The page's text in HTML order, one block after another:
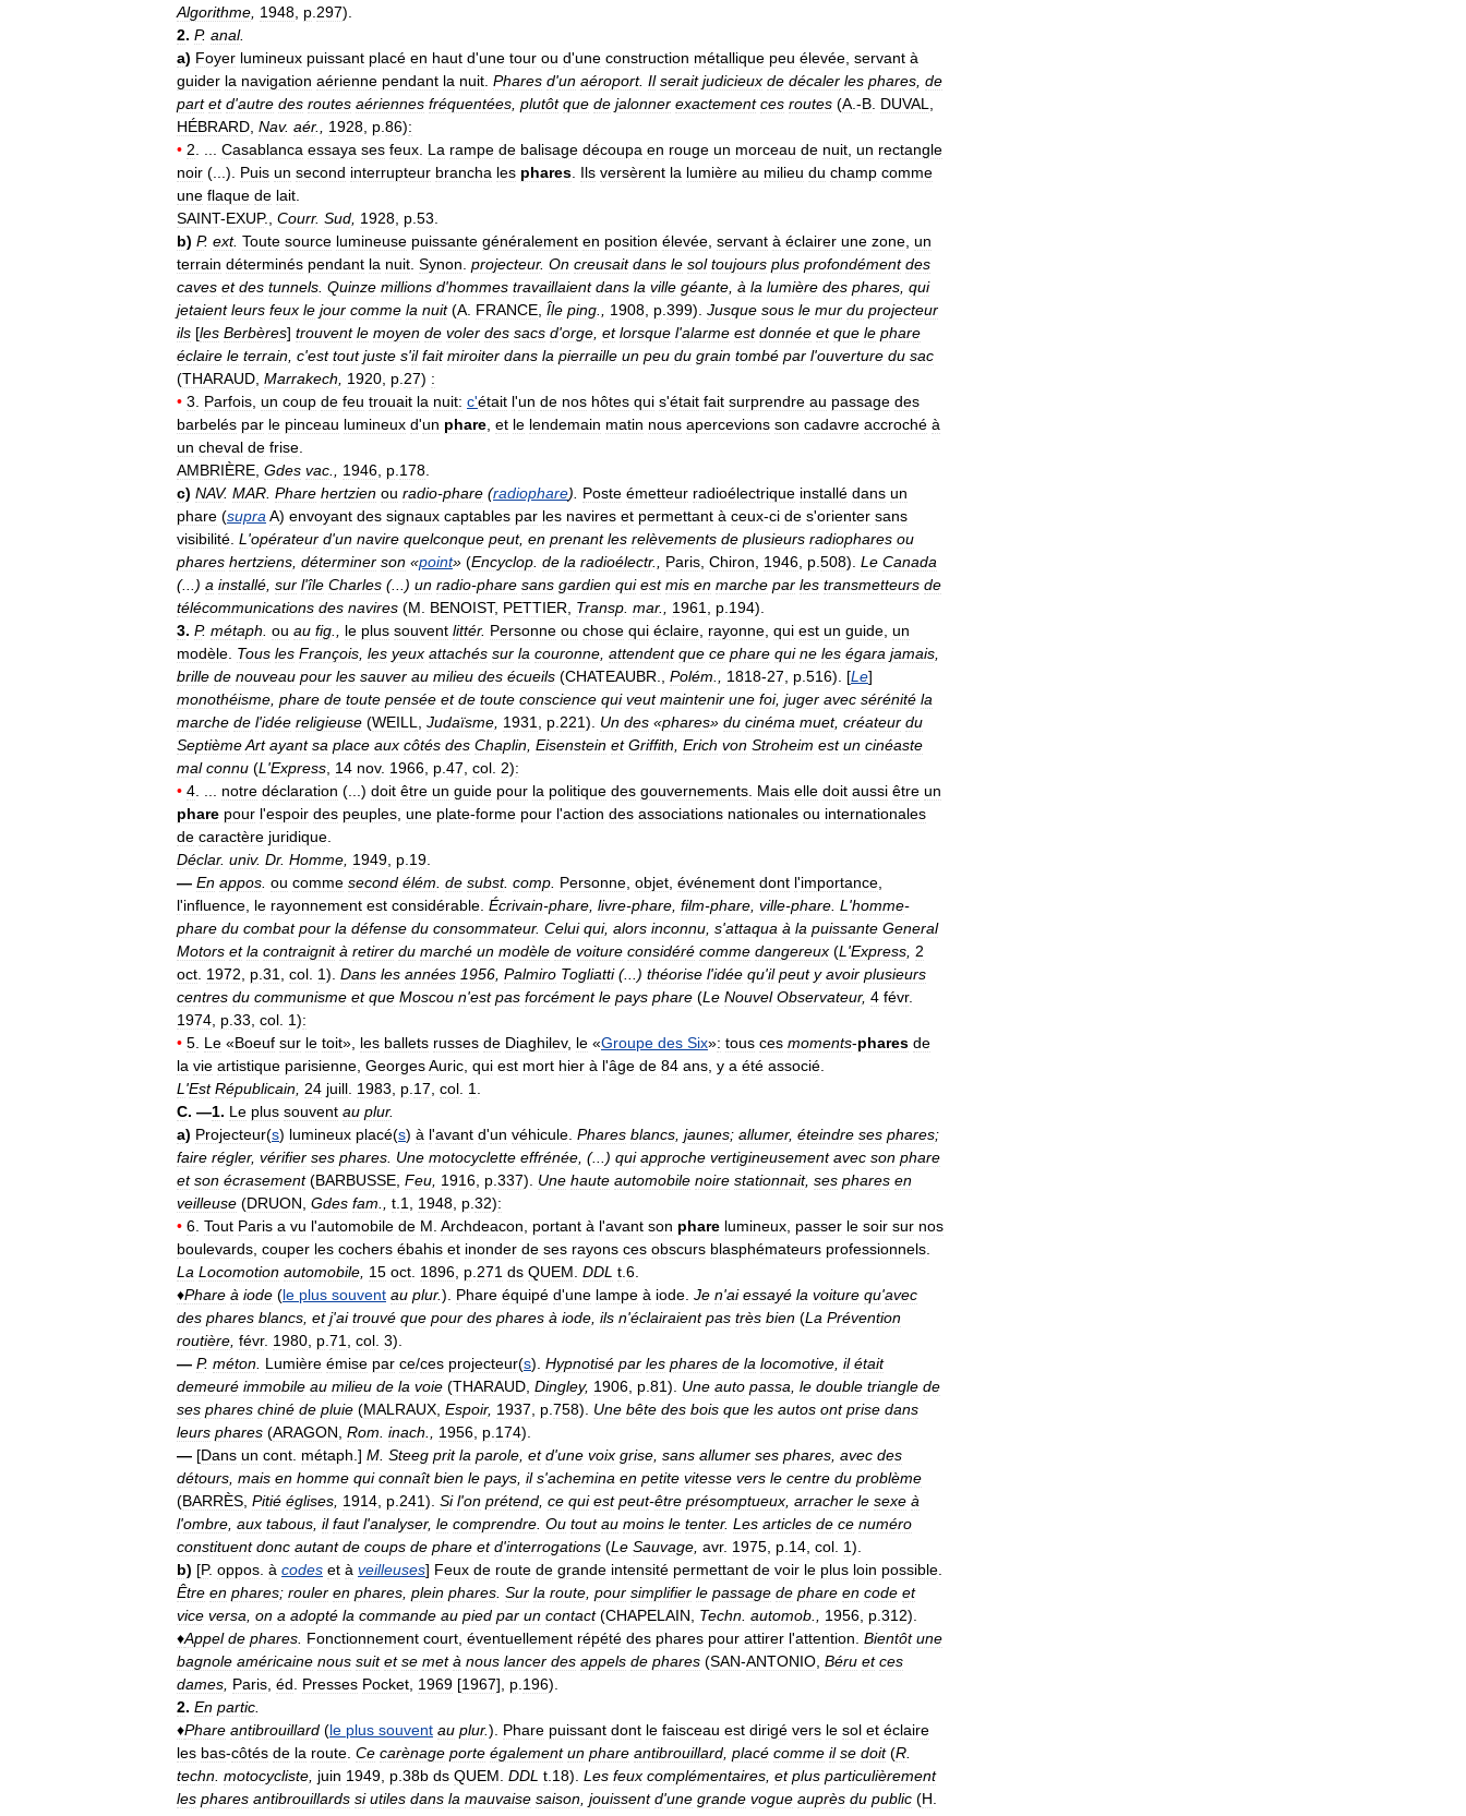
Algorithme, 1948, p.297).
2. P. anal.
a) Foyer lumineux puissant placé en haut d'une tour ou d'une construction métallique peu élevée, servant à
guider la navigation aérienne pendant la nuit. Phares d'un aéroport. Il serait judicieux de décaler les phares, de
part et d'autre des routes aériennes fréquentées, plutôt que de jalonner exactement ces routes (A.-B. DUVAL,
HÉBRARD, Nav. aér., 1928, p.86):
• 2. ... Casablanca essaya ses feux. La rampe de balisage découpa en rouge un morceau de nuit, un rectangle
noir (...). Puis un second interrupteur brancha les phares. Ils versèrent la lumière au milieu du champ comme
une flaque de lait.
SAINT-EXUP., Courr. Sud, 1928, p.53.
b) P. ext. Toute source lumineuse puissante généralement en position élevée, servant à éclairer une zone, un
terrain déterminés pendant la nuit. Synon. projecteur. On creusait dans le sol toujours plus profondément des
caves et des tunnels. Quinze millions d'hommes travaillaient dans la ville géante, à la lumière des phares, qui
jetaient leurs feux le jour comme la nuit(A. FRANCE, Île ping., 1908, p.399). Jusque sous le mur du projecteur
ils [les Berbères] trouvent le moyen de voler des sacs d'orge, et lorsque l'alarme est donnée et que le phare
éclaire le terrain, c'est tout juste s'il fait miroiter dans la pierraille un peu du grain tombé par l'ouverture du sac
(THARAUD, Marrakech, 1920, p.27) :
• 3. Parfois, un coup de feu trouait la nuit: c'était l'un de nos hôtes qui s'était fait surprendre au passage des
barbelés par le pinceau lumineux d'un phare, et le lendemain matin nous apercevions son cadavre accroché à
un cheval de frise.
AMBRIÈRE, Gdes vac., 1946, p.178.
c) NAV. MAR. Phare hertzien ou radio-phare (radiophare). Poste émetteur radioélectrique installé dans un
phare (supraA) envoyant des signaux captables par les navires et permettant à ceux-ci de s'orienter sans
visibilité. L'opérateur d'un navire quelconque peut, en prenant les relèvements de plusieurs radiophares ou
phares hertziens, déterminer son «point» (Encyclop. de la radioélectr., Paris, Chiron, 1946, p.508). Le Canada
(...) a installé, sur l'île Charles (...) un radio-phare sans gardien qui est mis en marche par les transmetteurs de
télécommunications des navires (M. BENOIST, PETTIER, Transp. mar., 1961, p.194).
3. P. métaph. ou au fig., le plus souvent littér. Personne ou chose qui éclaire, rayonne, qui est un guide, un
modèle. Tous les François, les yeux attachés sur la couronne, attendent que ce phare qui ne les égara jamais,
brille de nouveau pour les sauver au milieu des écueils (CHATEAUBR., Polém., 1818-27, p.516). [Le]
monothéisme, phare de toute pensée et de toute conscience qui veut maintenir une foi, juger avec sérénité la
marche de l'idée religieuse (WEILL, Judaïsme, 1931, p.221). Un des «phares» du cinéma muet, créateur du
SeptièmeArt ayant sa place aux côtés des Chaplin, Eisenstein et Griffith, Erich von Stroheim est un cinéaste
mal connu (L'Express, 14 nov. 1966, p.47, col. 2):
• 4. ... notre déclaration (...) doit être un guide pour la politique des gouvernements. Mais elle doit aussi être un
phare pour l'espoir des peuples, une plate-forme pour l'action des associations nationales ou internationales
de caractère juridique.
Déclar. univ. Dr. Homme, 1949, p.19.
— En appos. ou comme second élém. de subst. comp. Personne, objet, événement dont l'importance,
l'influence, le rayonnement est considérable. Écrivain-phare, livre-phare, film-phare, ville-phare. L'homme-
phare du combat pour la défense du consommateur. Celui qui, alors inconnu, s'attaqua à la puissante General
Motors et la contraignit à retirer du marché un modèle de voiture considéré comme dangereux (L'Express, 2
oct. 1972, p.31, col. 1). Dans les années 1956, Palmiro Togliatti(...) théorise l'idée qu'il peut y avoir plusieurs
centres du communisme et que Moscou n'est pas forcément le pays phare (Le Nouvel Observateur, 4 févr.
1974, p.33, col. 1):
• 5. Le «Boeuf sur le toit», les ballets russes de Diaghilev, le «Groupe des Six»: tous ces moments-phares de
la vie artistique parisienne, GeorgesAuric, qui est mort hier à l'âge de 84 ans, y a été associé.
L'Est Républicain, 24 juill. 1983, p.17, col. 1.
C. —1. Le plus souvent au plur.
a) Projecteur(s) lumineux placé(s) à l'avant d'un véhicule. Phares blancs, jaunes; allumer, éteindre ses phares;
faire régler, vérifier ses phares. Une motocyclette effrénée, (...) qui approche vertigineusement avec son phare
et son écrasement(BARBUSSE, Feu, 1916, p.337). Une haute automobile noire stationnait, ses phares en
veilleuse (DRUON, Gdes fam., t.1, 1948, p.32):
• 6. Tout Paris a vu l'automobile de M. Archdeacon, portant à l'avant son phare lumineux, passer le soir sur nos
boulevards, couper les cochers ébahis et inonder de ses rayons ces obscurs blasphémateurs professionnels.
La Locomotion automobile, 15 oct. 1896, p.271 ds QUEM. DDL t.6.
♦Phare à iode (le plus souvent au plur.). Phare équipé d'une lampe à iode. Je n'ai essayé la voiture qu'avec
des phares blancs, et j'ai trouvé que pour des phares à iode, ils n'éclairaient pas très bien (La Prévention
routière, févr. 1980, p.71, col. 3).
— P. méton. Lumière émise par ce/ces projecteur(s). Hypnotisé par les phares de la locomotive, il était
demeuré immobile au milieu de la voie (THARAUD, Dingley, 1906, p.81). Une auto passa, le double triangle de
ses phares chiné de pluie (MALRAUX, Espoir, 1937, p.758). Une bête des bois que les autos ont prise dans
leurs phares (ARAGON, Rom. inach., 1956, p.174).
— [Dans un cont. métaph.] M. Steeg prit la parole, et d'une voix grise, sans allumer ses phares, avec des
détours, mais en homme qui connaît bien le pays, il s'achemina en petite vitesse vers le centre du problème
(BARRÈS, Pitié églises, 1914, p.241). Si l'on prétend, ce qui est peut-être présomptueux, arracher le sexe à
l'ombre, aux tabous, il faut l'analyser, le comprendre. Ou tout au moins le tenter. Les articles de ce numéro
constituent donc autant de coups de phare et d'interrogations (Le Sauvage, avr. 1975, p.14, col. 1).
b) [P. oppos. à codes et à veilleuses] Feux de route de grande intensité permettant de voir le plus loin possible.
Être en phares; rouler en phares, plein phares. Sur la route, pour simplifier le passage de phare en code et
vice versa, on a adopté la commande au pied par un contact(CHAPELAIN, Techn. automob., 1956, p.312).
♦Appel de phares. Fonctionnement court, éventuellement répété des phares pour attirer l'attention. Bientôt une
bagnole américaine nous suit et se met à nous lancer des appels de phares (SAN-ANTONIO, Béru et ces
dames, Paris, éd. Presses Pocket, 1969 [1967], p.196).
2. En partic.
♦Phare antibrouillard (le plus souvent au plur.). Phare puissant dont le faisceau est dirigé vers le sol et éclaire
les bas-côtés de la route. Ce carènage porte également un phare antibrouillard, placé comme il se doit(R.
techn. motocycliste, juin 1949, p.38b ds QUEM. DDL t.18). Les feux complémentaires, et plus particulièrement
les phares antibrouillards si utiles dans la mauvaise saison, jouissent d'une grande vogue auprès du public (H.